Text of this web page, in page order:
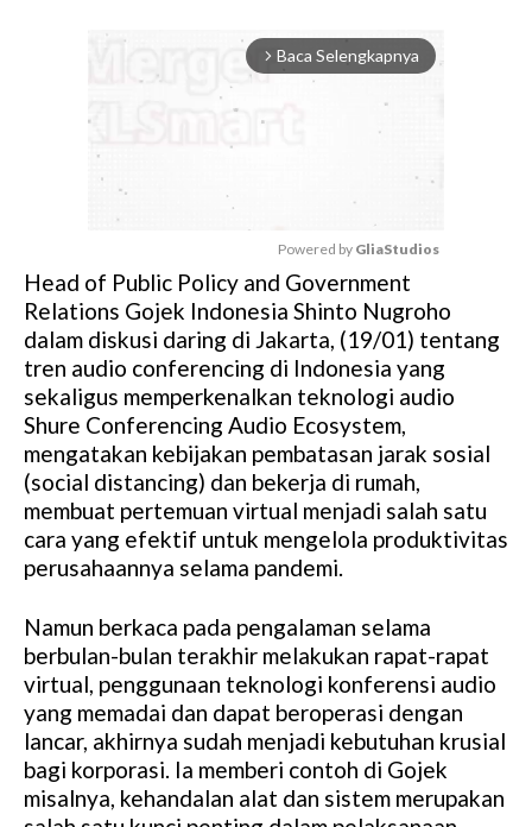
arrow_forward_ios Baca Selengkapnya
M
u
t
e
Powered by GliaStudios
Head of Public Policy and Government
Relations Gojek Indonesia Shinto Nugroho
dalam diskusi daring di Jakarta, (19/01) tentang
tren audio conferencing di Indonesia yang
sekaligus memperkenalkan teknologi audio
Shure Conferencing Audio Ecosystem,
mengatakan kebijakan pembatasan jarak sosial
(social distancing) dan bekerja di rumah,
membuat pertemuan virtual menjadi salah satu
cara yang efektif untuk mengelola produktivitas
perusahaannya selama pandemi.
Namun berkaca pada pengalaman selama
berbulan-bulan terakhir melakukan rapat-rapat
virtual, penggunaan teknologi konferensi audio
yang memadai dan dapat beroperasi dengan
lancar, akhirnya sudah menjadi kebutuhan krusial
bagi korporasi. Ia memberi contoh di Gojek
misalnya, kehandalan alat dan sistem merupakan